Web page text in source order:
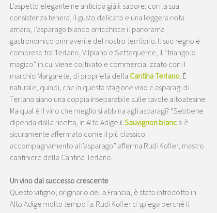
L’aspetto elegante ne anticipa già il sapore: con la sua
consistenza tenera, il gusto delicato e una leggera nota
amara, l’asparago bianco arricchisce il panorama
gastronomico primaverile del nostro territorio. Il suo regno è
compreso tra Terlano, Vilpiano e Settequerce, il “triangolo
magico” in cui viene coltivato e commercializzato con il
marchio Margarete, di proprietà della Cantina Terlano. È
naturale, quindi, che in questa stagione vino e asparagi di
Terlano siano una coppia inseparabile sulle tavole altoatesine.
Ma qual è il vino che meglio si abbina agli asparagi? “Sebbene
dipenda dalla ricetta, in Alto Adige ilSauvignon blancsi è
sicuramente affermato come il più classico
accompagnamento all’asparago” afferma Rudi Kofler, mastro
cantiniere della Cantina Terlano.
Un vino dal successo crescente
Questo vitigno, originario della Francia, è stato introdotto in
Alto Adige molto tempo fa. Rudi Kofler ci spiega perché il